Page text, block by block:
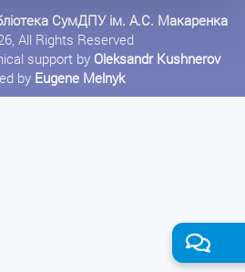
СумДПУ ім. А.С. Макаренка
All Rights Reserved
support by Oleksandr Kushnerov
by Eugene Melnyk